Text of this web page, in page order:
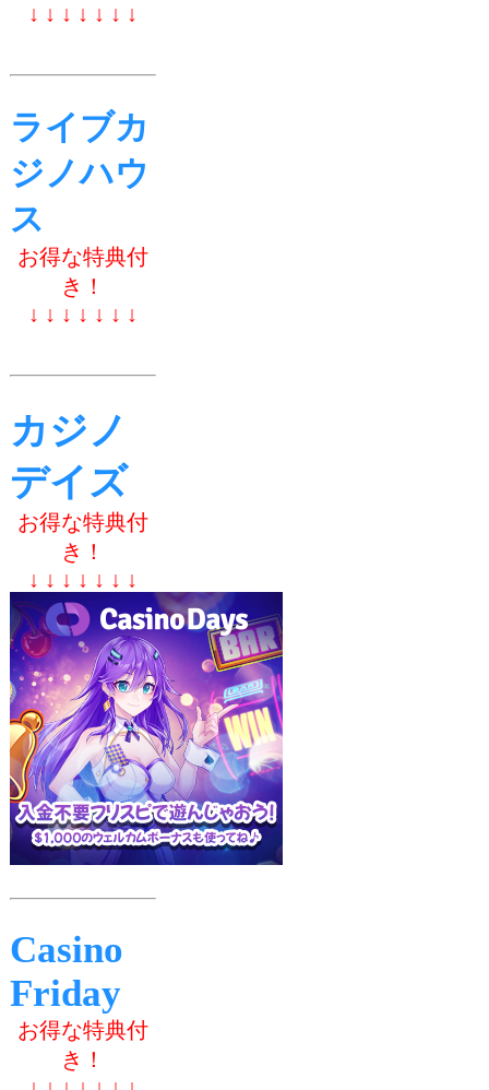
↓ ↓ ↓ ↓ ↓ ↓ ↓
ライブカ
ジノハウ
ス
お得な特典付
き！
↓ ↓ ↓ ↓ ↓ ↓ ↓
カジノ
デイズ
お得な特典付
き！
↓ ↓ ↓ ↓ ↓ ↓ ↓
Casino
Friday
お得な特典付
き！